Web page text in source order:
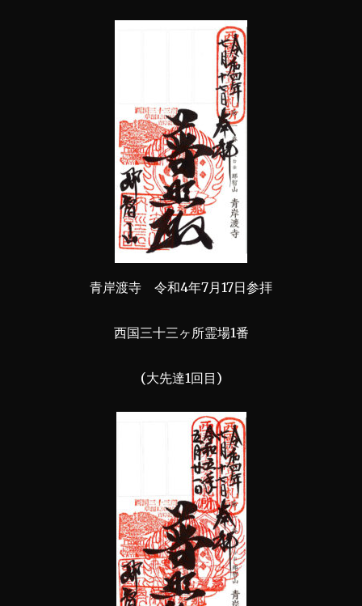
青岸渡寺 令和4年7月17日参拝
西国三十三ヶ所霊場1番
(大先達1回目)